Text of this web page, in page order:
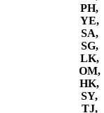
PH,
YE,
SA,
SG,
LK,
OM,
HK,
SY,
TJ,